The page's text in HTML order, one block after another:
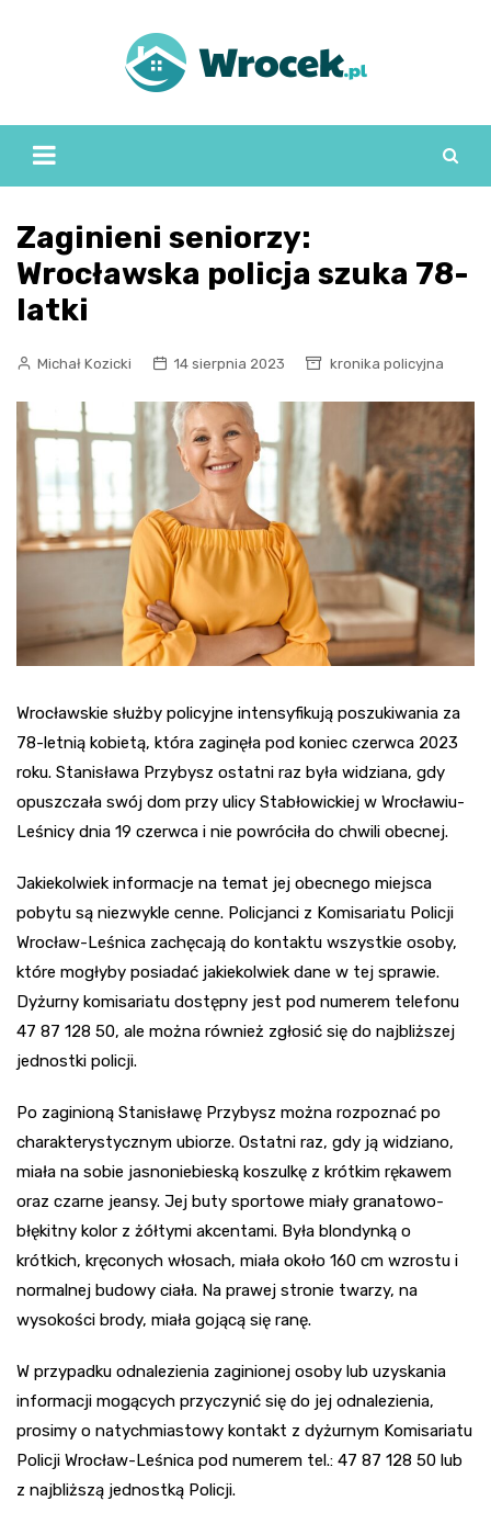
Zaginieni seniorzy:
Wrocławska policja szuka 78-
latki
Michał Kozicki 14 sierpnia 2023 kronika policyjna
Wrocławskie służby policyjne intensyfikują poszukiwania za
78-letnią kobietą, która zaginęła pod koniec czerwca 2023
roku. Stanisława Przybysz ostatni raz była widziana, gdy
opuszczała swój dom przy ulicy Stabłowickiej w Wrocławiu-
Leśnicy dnia 19 czerwca i nie powróciła do chwili obecnej.
Jakiekolwiek informacje na temat jej obecnego miejsca
pobytu są niezwykle cenne. Policjanci z Komisariatu Policji
Wrocław-Leśnica zachęcają do kontaktu wszystkie osoby,
które mogłyby posiadać jakiekolwiek dane w tej sprawie.
Dyżurny komisariatu dostępny jest pod numerem telefonu
47 87 128 50, ale można również zgłosić się do najbliższej
jednostki policji.
Po zaginioną Stanisławę Przybysz można rozpoznać po
charakterystycznym ubiorze. Ostatni raz, gdy ją widziano,
miała na sobie jasnoniebieską koszulkę z krótkim rękawem
oraz czarne jeansy. Jej buty sportowe miały granatowo-
błękitny kolor z żółtymi akcentami. Była blondynką o
krótkich, kręconych włosach, miała około 160 cm wzrostu i
normalnej budowy ciała. Na prawej stronie twarzy, na
wysokości brody, miała gojącą się ranę.
W przypadku odnalezienia zaginionej osoby lub uzyskania
informacji mogących przyczynić się do jej odnalezienia,
prosimy o natychmiastowy kontakt z dyżurnym Komisariatu
Policji Wrocław-Leśnica pod numerem tel.: 47 87 128 50 lub
z najbliższą jednostką Policji.